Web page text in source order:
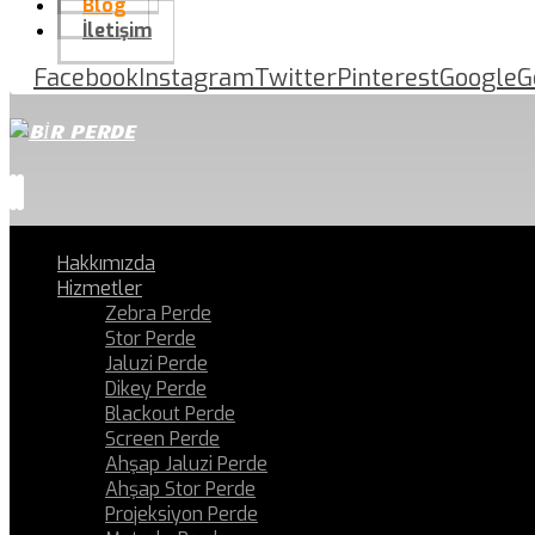
Blog
İletişim
FacebookInstagramTwitterPinterestGoogle
Hakkımızda
Hizmetler
Zebra Perde
Stor Perde
Jaluzi Perde
Dikey Perde
Blackout Perde
Screen Perde
Ahşap Jaluzi Perde
Ahşap Stor Perde
Projeksiyon Perde